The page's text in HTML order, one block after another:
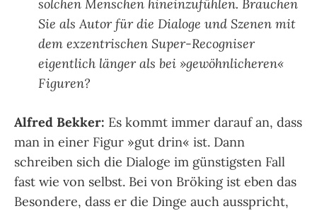
solchen Menschen hineinzufühlen. Brauchen
Sie als Autor für die Dialoge und Szenen mit
dem exzentrischen Super-Recogniser
eigentlich länger als bei »gewöhnlicheren«
Figuren?
Alfred Bekker: Es kommt immer darauf an, dass
man in einer Figur »gut drin« ist. Dann
schreiben sich die Dialoge im günstigsten Fall
fast wie von selbst. Bei von Bröking ist eben das
Besondere, dass er die Dinge auch ausspricht,